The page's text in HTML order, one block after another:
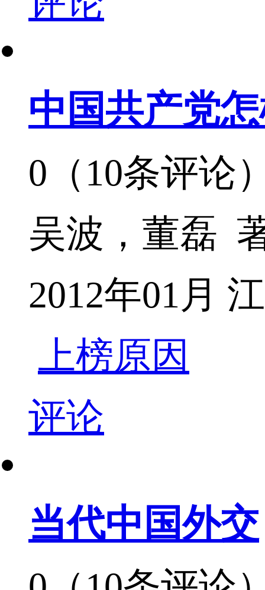
中国共产党
0（10条评论
吴波，董磊
2012年01月
上榜原因
评论
当代中国外交